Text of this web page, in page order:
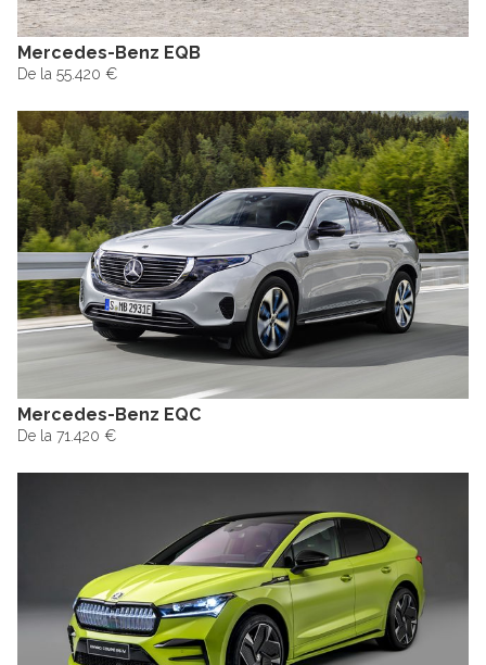
Mercedes-Benz EQB
De la 55.420 €
Mercedes-Benz EQC
De la 71.420 €